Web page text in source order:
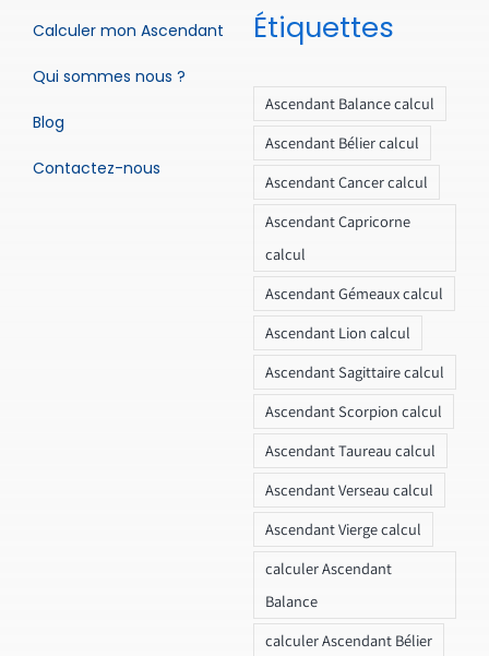
Calculer mon Ascendant
Qui sommes nous ?
Blog
Contactez-nous
Étiquettes
Ascendant Balance calcul
Ascendant Bélier calcul
Ascendant Cancer calcul
Ascendant Capricorne
calcul
Ascendant Gémeaux calcul
Ascendant Lion calcul
Ascendant Sagittaire calcul
Ascendant Scorpion calcul
Ascendant Taureau calcul
Ascendant Verseau calcul
Ascendant Vierge calcul
calculer Ascendant
Balance
calculer Ascendant Bélier